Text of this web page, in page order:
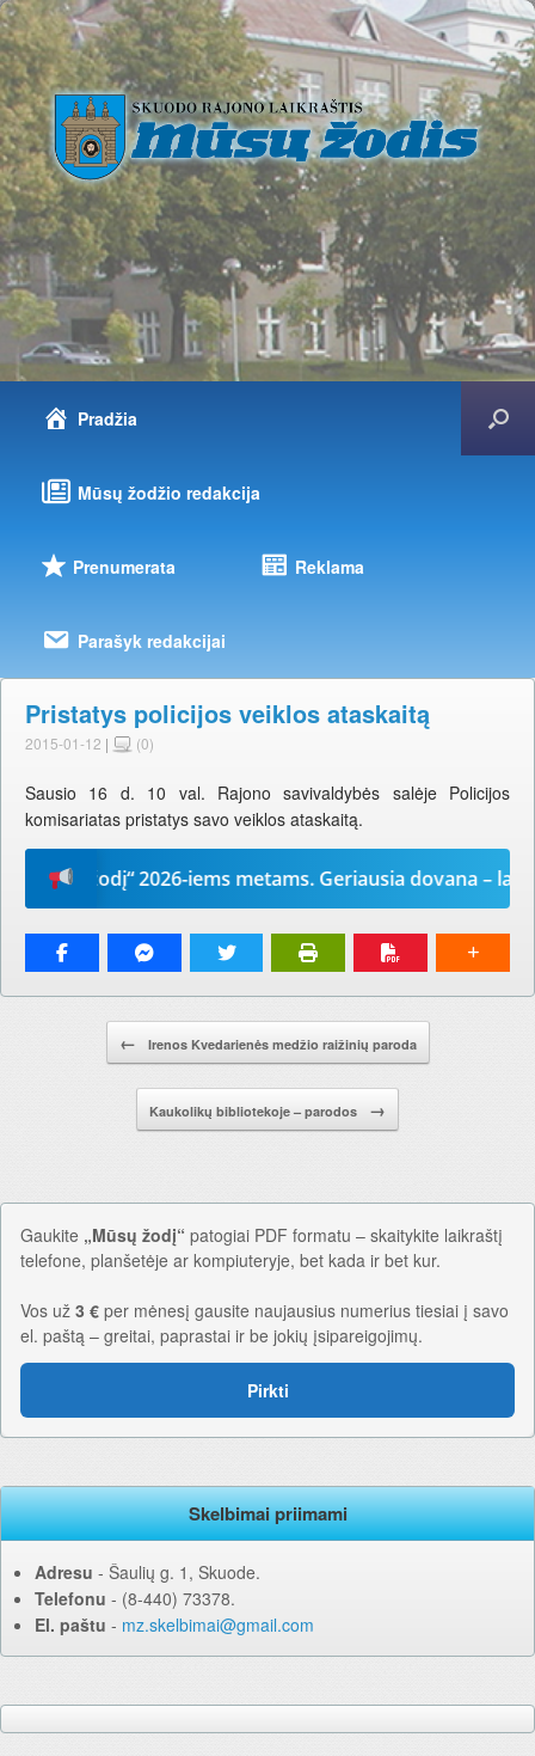
Pradžia
Mūsų žodžio redakcija
Prenumerata Reklama
Parašyk redakcijai
Pristatys policijos veiklos ataskaitą
2015-01-12 | (0)
Sausio 16 d. 10 val. Rajono savivaldybės salėje Policijos
komisariatas pristatys savo veiklos ataskaitą.
žodį“ 2026-iems metams. Geriausia dovana –
Pranešimo navigacija.
← Irenos Kvedarienės medžio raižinių paroda
Kaukolikų bibliotekoje – parodos →
Gaukite „Mūsų žodį“ patogiai PDF formatu – skaitykite laikraštį
telefone, planšetėje ar kompiuteryje, bet kada ir bet kur.
Vos už 3 € per mėnesį gausite naujausius numerius tiesiai į savo
el. paštą – greitai, paprastai ir be jokių įsipareigojimų.
Pirkti
Skelbimai priimami
Adresu ‐ Šaulių g. 1, Skuode.
Telefonu ‐ (8-440) 73378.
El. paštu ‐ mz.skelbimai@gmail.com